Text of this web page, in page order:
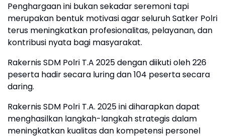
Penghargaan ini bukan sekadar seremoni tapi
merupakan bentuk motivasi agar seluruh Satker Polri
terus meningkatkan profesionalitas, pelayanan, dan
kontribusi nyata bagi masyarakat.
Rakernis SDM Polri T.A 2025 dengan diikuti oleh 226
peserta hadir secara luring dan 104 peserta secara
daring.
Rakernis SDM Polri T.A. 2025 ini diharapkan dapat
menghasilkan langkah-langkah strategis dalam
meningkatkan kualitas dan kompetensi personel